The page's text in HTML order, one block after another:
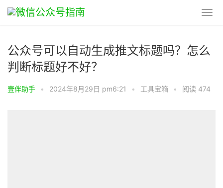
公众号可以自动生成推文标题吗？怎么
判断标题好不好？
壹伴助手 • 2024年8月29日 pm6:21 • 工具宝箱 • 阅读 474